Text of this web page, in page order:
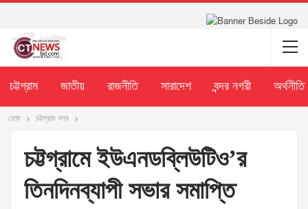
চট্টগ্রাম জাতীয় রাজনীতি সারাদেশ বন্দর নগরী অর্থনীতি
হোম চট্টগ্রাম নগর
চট্টগ্রামে ইউএনডব্লিউটিও’র
তিনদিনব্যাপী সভার সমাপ্তি